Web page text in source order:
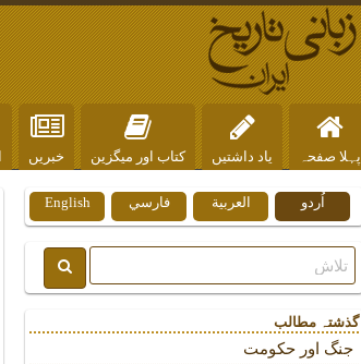
پہلا صفحہ یاد داشتیں کتاب اور میگزین خبریں
English فارسي العربية اُردو
گذشتہ مطالب
جنگ اور حکومت